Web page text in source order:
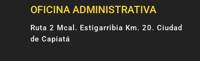
OFICINA ADMINISTRATIVA
Ruta 2 Mcal. Estigarribia Km. 20. Ciudad
de Capiatá